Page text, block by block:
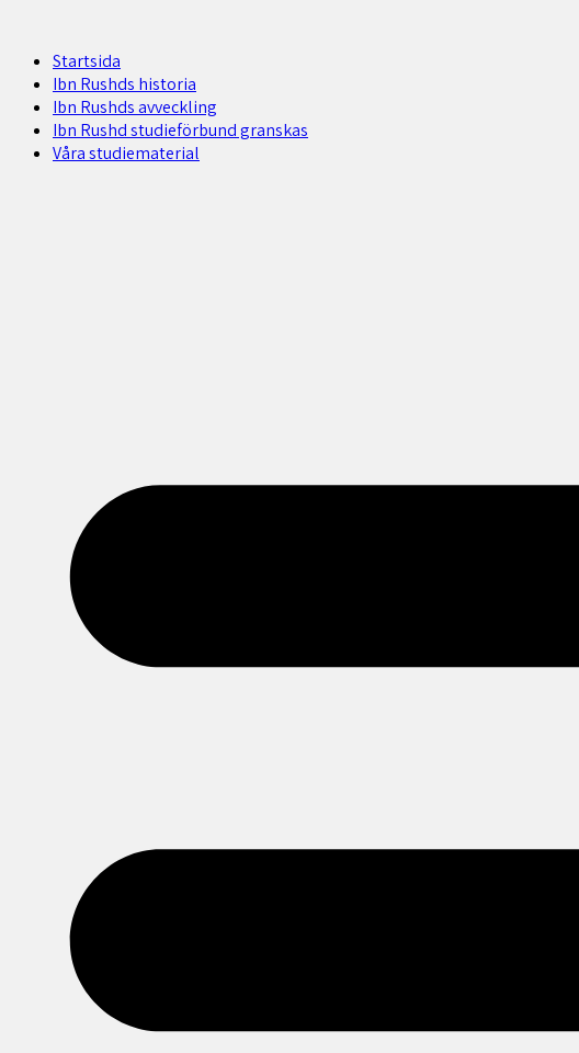
Startsida
Ibn Rushds historia
Ibn Rushds avveckling
Ibn Rushd studieförbund granskas​
Våra studiematerial